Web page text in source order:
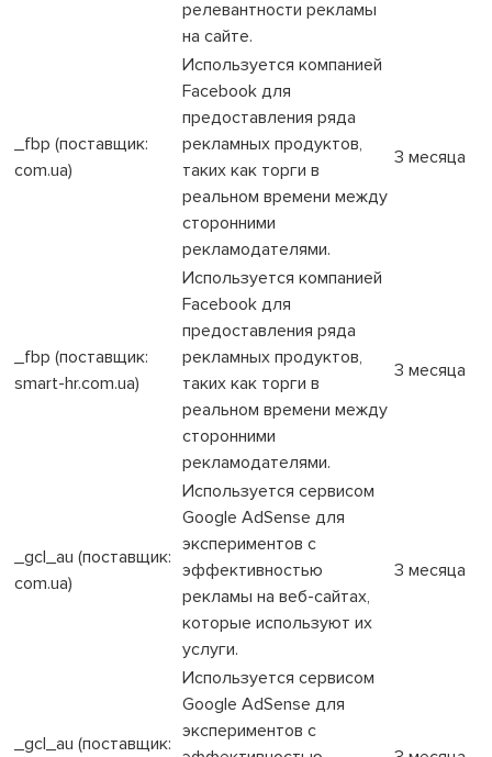
релевантности рекламы
на сайте.
_fbp (поставщик:
com.ua)
Используется компанией
Facebook для
предоставления ряда
рекламных продуктов,
таких как торги в
реальном времени между
сторонними
рекламодателями.
3 месяца
_fbp (поставщик:
smart-hr.com.ua)
Используется компанией
Facebook для
предоставления ряда
рекламных продуктов,
таких как торги в
реальном времени между
сторонними
рекламодателями.
3 месяца
_gcl_au (поставщик:
com.ua)
Используется сервисом
Google AdSense для
экспериментов с
эффективностью
рекламы на веб-сайтах,
которые используют их
услуги.
3 месяца
_gcl_au (поставщик:
Используется сервисом
Google AdSense для
экспериментов с